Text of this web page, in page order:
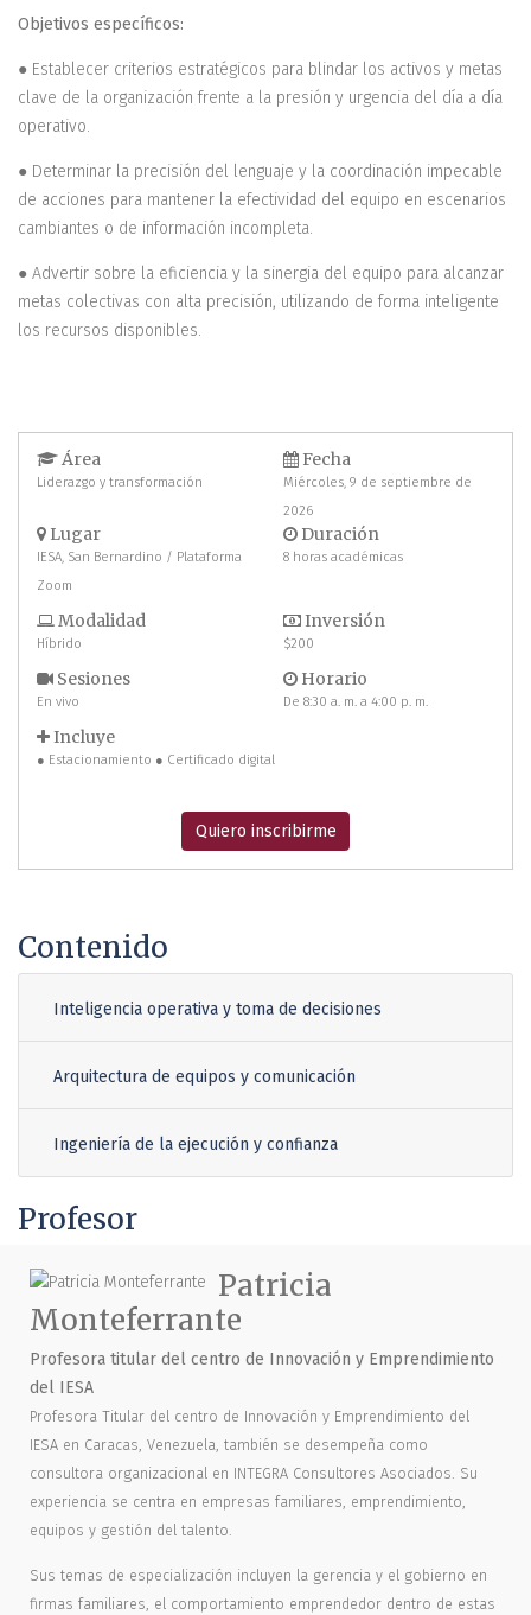
Objetivos específicos:
● Establecer criterios estratégicos para blindar los activos y metas
clave de la organización frente a la presión y urgencia del día a día
operativo.
● Determinar la precisión del lenguaje y la coordinación impecable
de acciones para mantener la efectividad del equipo en escenarios
cambiantes o de información incompleta.
● Advertir sobre la eficiencia y la sinergia del equipo para alcanzar
metas colectivas con alta precisión, utilizando de forma inteligente
los recursos disponibles.
Área
Liderazgo y transformación
Fecha
Miércoles, 9 de septiembre de
2026
Lugar
IESA, San Bernardino / Plataforma
Zoom
Duración
8 horas académicas
Modalidad
Híbrido
Inversión
$200
Sesiones
En vivo
Horario
De 8:30 a. m. a 4:00 p. m.
Incluye
● Estacionamiento ● Certificado digital
Quiero inscribirme
Contenido
Inteligencia operativa y toma de decisiones
Arquitectura de equipos y comunicación
Ingeniería de la ejecución y confianza
Profesor
Patricia
Monteferrante
Profesora titular del centro de Innovación y Emprendimiento
del IESA
Profesora Titular del centro de Innovación y Emprendimiento del
IESA en Caracas, Venezuela, también se desempeña como
consultora organizacional en INTEGRA Consultores Asociados. Su
experiencia se centra en empresas familiares, emprendimiento,
equipos y gestión del talento.
Sus temas de especialización incluyen la gerencia y el gobierno en
firmas familiares, el comportamiento emprendedor dentro de estas